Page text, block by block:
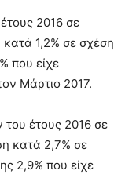
2016 σε
1,2% σε σχέση
που είχε
Μάρτιο 2017.
του έτους 2016 σε
κατά 2,7% σε
2,9% που είχε